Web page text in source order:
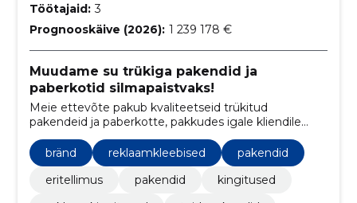
Töötajaid: 3
Prognooskäive (2026): 1 239 178 €
Muudame su trükiga pakendid ja
paberkotid silmapaistvaks!
Meie ettevõte pakub kvaliteetseid trükitud
pakendeid ja paberkotte, pakkudes igale kliendile
kohandatud lahendusi vastavalt nende vajadustele.
Loome innovatiivseid disaine ja silmapaistvaid
pakendeid, mis aitavad teie toodetel esile tõusta.
bränd reklaamkleebised
pakendid
eritellimus
pakendid
kingitused